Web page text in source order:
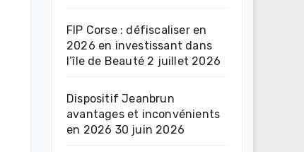
FIP Corse : défiscaliser en
2026 en investissant dans
l’île de Beauté 2 juillet 2026
Dispositif Jeanbrun
avantages et inconvénients
en 2026 30 juin 2026